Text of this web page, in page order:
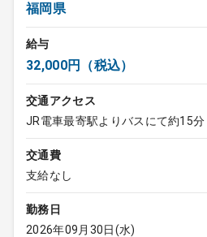
福岡県
給与
32,000円（税込）
交通アクセス
JR電車最寄駅よりバスにて約15分
交通費
支給なし
勤務日
2026年09月30日(水)